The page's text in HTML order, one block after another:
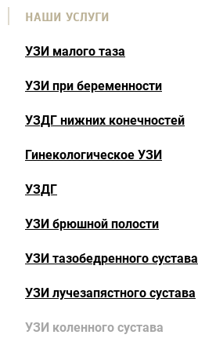
НАШИ УСЛУГИ
УЗИ малого таза
УЗИ при беременности
УЗДГ нижних конечностей
Гинекологическое УЗИ
УЗДГ
УЗИ брюшной полости
УЗИ тазобедренного сустава
УЗИ лучезапястного сустава
УЗИ коленного сустава